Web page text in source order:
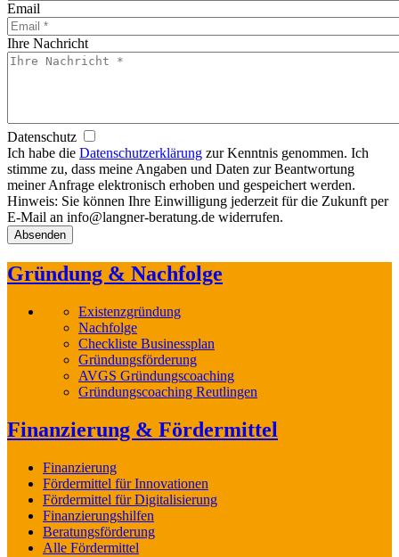
Email
Ihre Nachricht
Datenschutz
Ich habe die Datenschutzerklärung zur Kenntnis genommen. Ich
stimme zu, dass meine Angaben und Daten zur Beantwortung
meiner Anfrage elektronisch erhoben und gespeichert werden.
Hinweis: Sie können Ihre Einwilligung jederzeit für die Zukunft per
E-Mail an info@langner-beratung.de widerrufen.
Gründung & Nachfolge
Existenzgründung
Nachfolge
Checkliste Businessplan
Gründungsförderung
AVGS Gründungscoaching
Gründungscoaching Reutlingen
Finanzierung & Fördermittel
Finanzierung
Fördermittel für Innovationen
Fördermittel für Digitalisierung
Finanzierungshilfen
Beratungsförderung
Alle Fördermittel